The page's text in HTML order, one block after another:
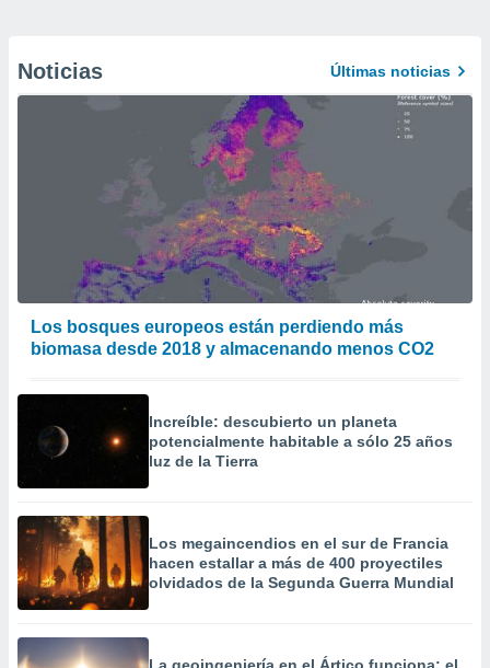
Noticias Últimas noticias
Los bosques europeos están perdiendo más
biomasa desde 2018 y almacenando menos CO2
Increíble: descubierto un planeta
potencialmente habitable a sólo 25 años
luz de la Tierra
Los megaincendios en el sur de Francia
hacen estallar a más de 400 proyectiles
olvidados de la Segunda Guerra Mundial